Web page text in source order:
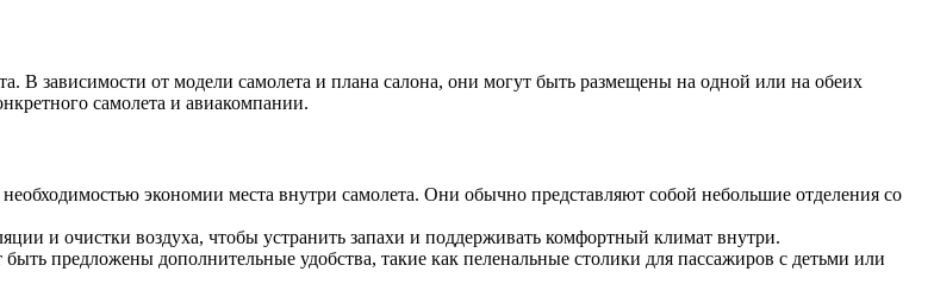
В зависимости от модели самолета и плана салона, они могут быть размещены на одной или на обеих
самолета и авиакомпании.
экономии места внутри самолета. Они обычно представляют собой небольшие отделения со
и очистки воздуха, чтобы устранить запахи и поддерживать комфортный климат внутри.
предложены дополнительные удобства, такие как пеленальные столики для пассажиров с детьми или